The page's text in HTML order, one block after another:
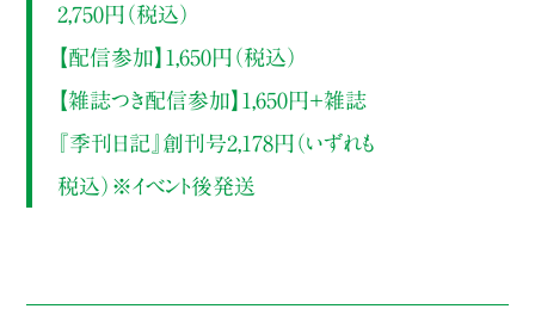
2,750円（税込）
【配信参加】1,650円（税込）
【雑誌つき配信参加】1,650円＋雑誌
『季刊日記』創刊号2,178円（いずれも
税込）※イベント後発送